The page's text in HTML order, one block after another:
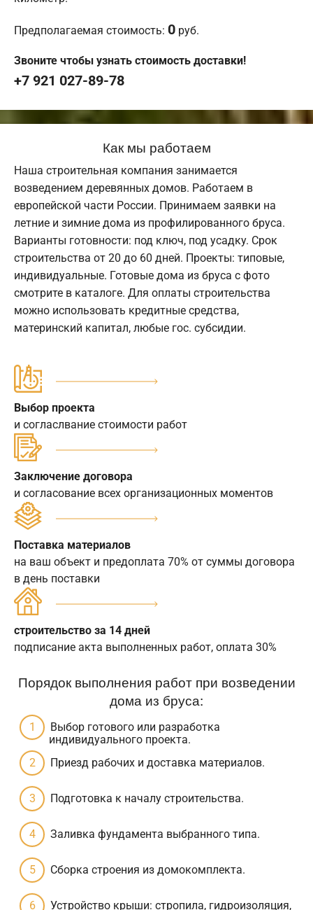
Предполагаемая стоимость: 0 руб.
Звоните чтобы узнать стоимость доставки!
+7 921 027-89-78
Как мы работаем
Наша строительная компания занимается
возведением деревянных домов. Работаем в
европейской части России. Принимаем заявки на
летние и зимние дома из профилированного бруса.
Варианты готовности: под ключ, под усадку. Срок
строительства от 20 до 60 дней. Проекты: типовые,
индивидуальные. Готовые дома из бруса с фото
смотрите в каталоге. Для оплаты строительства
можно использовать кредитные средства,
материнский капитал, любые гос. субсидии.
Выбор проекта
и согласлвание стоимости работ
Заключение договора
и согласование всех организационных моментов
Поставка материалов
на ваш объект и предоплата 70% от суммы договора
в день поставки
строительство за 14 дней
подписание акта выполненных работ, оплата 30%
Порядок выполнения работ при возведении
дома из бруса:
Выбор готового или разработка
индивидуального проекта.
Приезд рабочих и доставка материалов.
Подготовка к началу строительства.
Заливка фундамента выбранного типа.
Сборка строения из домокомплекта.
Устройство крыши: стропила, гидроизоляция,